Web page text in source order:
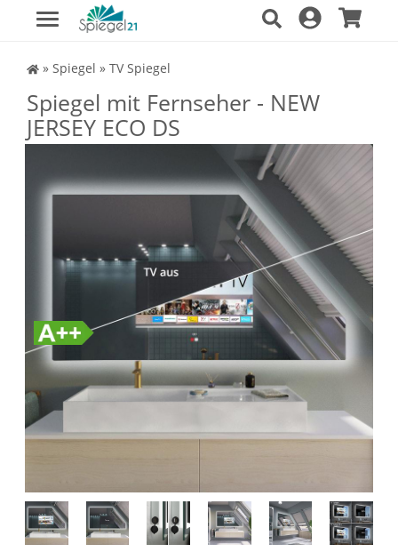
Spiegel Shop
» Spiegel » TV Spiegel
Spiegel mit Fernseher - NEW
JERSEY ECO DS